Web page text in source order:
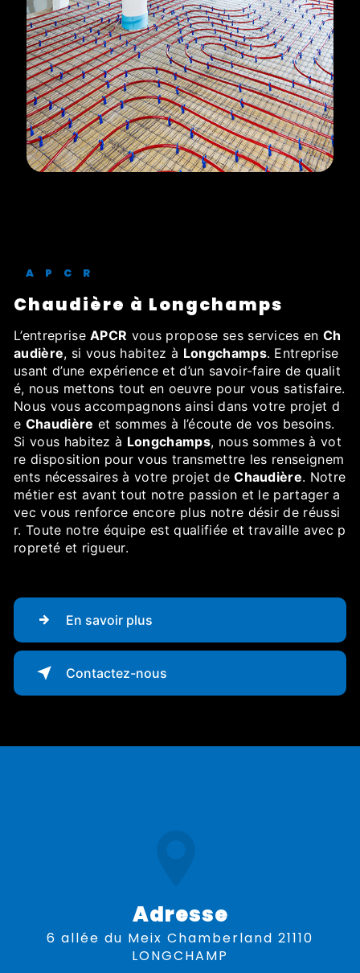
APCR
Chaudière à Longchamps
L’entrepriseAPCR vous propose ses services enCh
audière, si vous habitez à Longchamps. Entreprise
usant d’une expérience et d’un savoir-faire de qualit
é, nous mettons tout en oeuvre pour vous satisfaire.
Nous vous accompagnons ainsi dans votre projet d
e Chaudière et sommes à l’écoute de vos besoins.
Si vous habitez à Longchamps, nous sommes à vot
re disposition pour vous transmettre les renseignem
ents nécessaires à votre projet deChaudière. Notre
métier est avant tout notre passion et le partager a
vec vous renforce encore plus notre désir de réussi
r. Toute notre équipe est qualifiée et travaille avec p
ropreté et rigueur.
En savoir plus
Contactez-nous
Adresse
6 allée du Meix Chamberland 21110
LONGCHAMP